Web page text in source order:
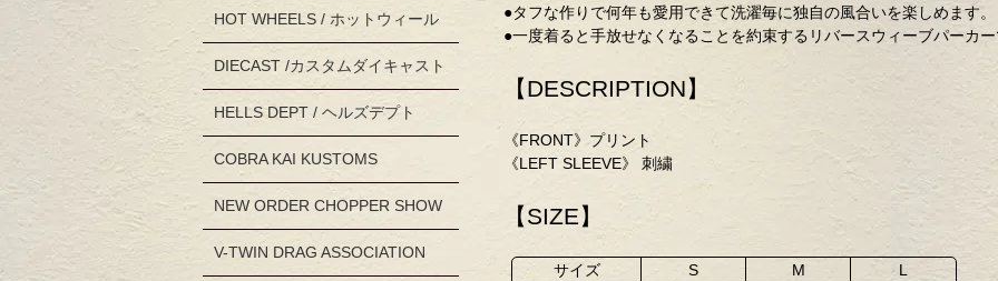
●タフな作りで何年も愛用できて洗濯毎に独自の風合いを楽しめます。
●一度着ると手放せなくなることを約束するリバースウィーブパーカ
【DESCRIPTION】
《FRONT》プリント
《LEFT SLEEVE》 刺繍
【SIZE】
サイズ S M
L
HOT WHEELS / ホットウィール
DIECAST /カスタムダイキャスト
HELLS DEPT / ヘルズデプト
COBRA KAI KUSTOMS
NEW ORDER CHOPPER SHOW
V-TWIN DRAG ASSOCIATION